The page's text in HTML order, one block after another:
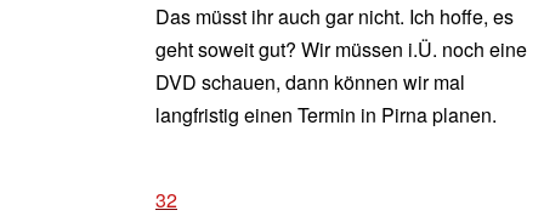
Das müsst ihr auch gar nicht. Ich hoffe, es
geht soweit gut? Wir müssen i.Ü. noch eine
DVD schauen, dann können wir mal
langfristig einen Termin in Pirna planen.
32